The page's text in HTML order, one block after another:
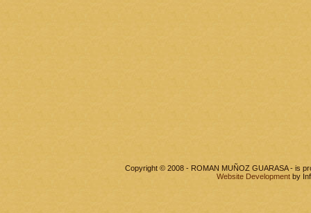
Copyright © 2008 - ROMAN MUÑOZ GUARASA - is
Website Development by